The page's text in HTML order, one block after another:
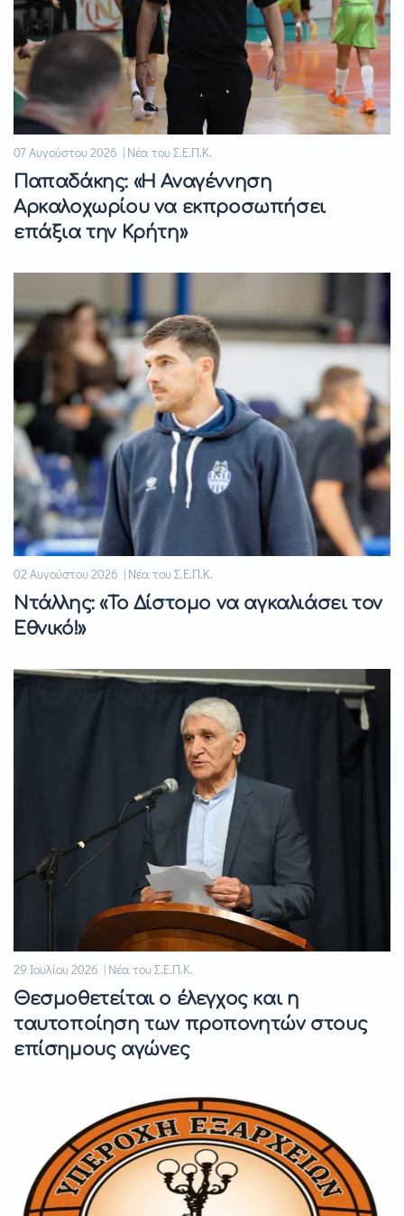
07 Αυγούστου 2026 | Νέα του Σ.Ε.Π.Κ.
Παπαδάκης: «Η Αναγέννηση
Αρκαλοχωρίου να εκπροσωπήσει
επάξια την Κρήτη»
02 Αυγούστου 2026 | Νέα του Σ.Ε.Π.Κ.
Ντάλλης: «Το Δίστομο να αγκαλιάσει τον
Εθνικό!»
29 Ιουλίου 2026 | Νέα του Σ.Ε.Π.Κ.
Θεσμοθετείται ο έλεγχος και η
ταυτοποίηση των προπονητών στους
επίσημους αγώνες